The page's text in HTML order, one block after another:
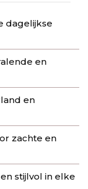
dagelijkse
en
en
zachte en
stijlvol in elke